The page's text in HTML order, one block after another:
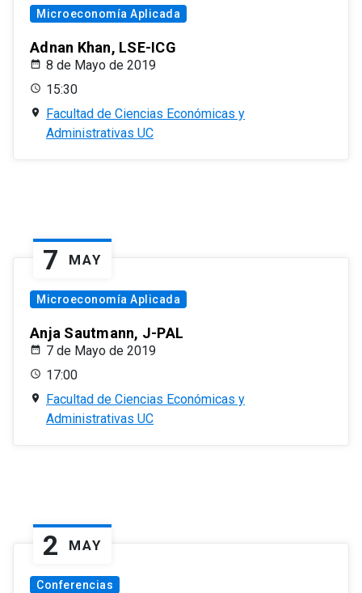
Microeconomía Aplicada
Adnan Khan, LSE-ICG
8 de Mayo de 2019
15:30
Facultad de Ciencias Económicas y
Administrativas UC
7 MAY
Microeconomía Aplicada
Anja Sautmann, J-PAL
7 de Mayo de 2019
17:00
Facultad de Ciencias Económicas y
Administrativas UC
2 MAY
Conferencias